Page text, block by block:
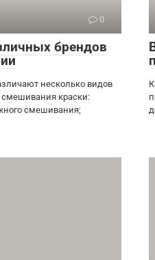
0
брендов
несколько видов
смешивания краски:
смешивания;